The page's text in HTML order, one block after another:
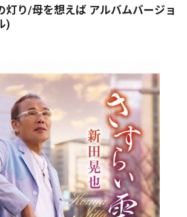
灯り/母を想えば アルバムバージョ
)